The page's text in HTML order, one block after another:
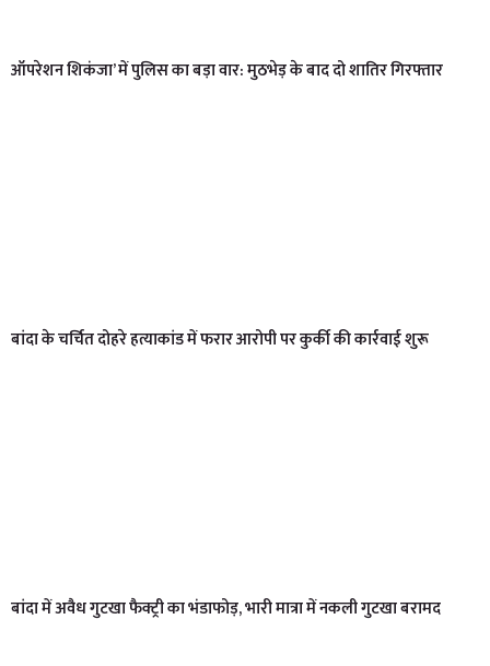
ऑपरेशन शिकंजा’ में पुलिस का बड़ा वार: मुठभेड़ के बाद दो शातिर गिरफ्तार
बांदा के चर्चित दोहरे हत्याकांड में फरार आरोपी पर कुर्की की कार्रवाई शुरू
बांदा में अवैध गुटखा फैक्ट्री का भंडाफोड़, भारी मात्रा में नकली गुटखा बरामद